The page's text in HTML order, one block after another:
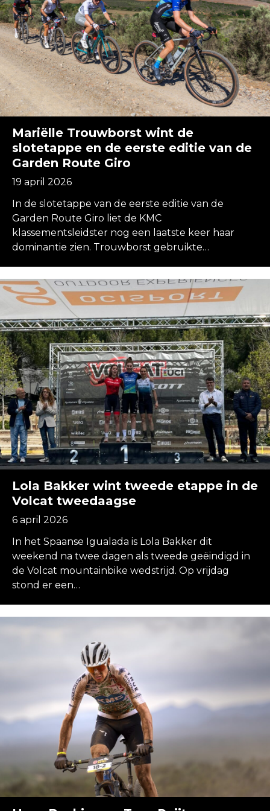
Mariëlle Trouwborst wint de
slotetappe en de eerste editie van de
Garden Route Giro
19 april 2026
In de slotetappe van de eerste editie van de
Garden Route Giro liet de KMC
klassementsleidster nog een laatste keer haar
dominantie zien. Trouwborst gebruikte…
Lola Bakker wint tweede etappe in de
Volcat tweedaagse
6 april 2026
In het Spaanse Igualada is Lola Bakker dit
weekend na twee dagen als tweede geëindigd in
de Volcat mountainbike wedstrijd. Op vrijdag
stond er een…